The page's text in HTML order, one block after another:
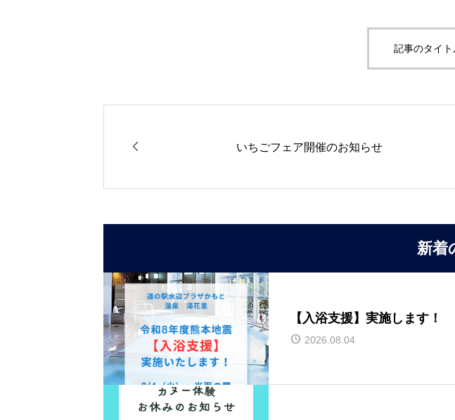
記事のタイ
 いちごフェア開催のお知らせ
新着
【入浴支援】実施します！
2026.08.04